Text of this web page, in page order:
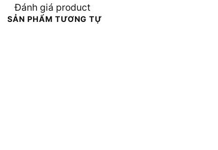
Đánh giá product
SẢN PHẨM TƯƠNG TỰ